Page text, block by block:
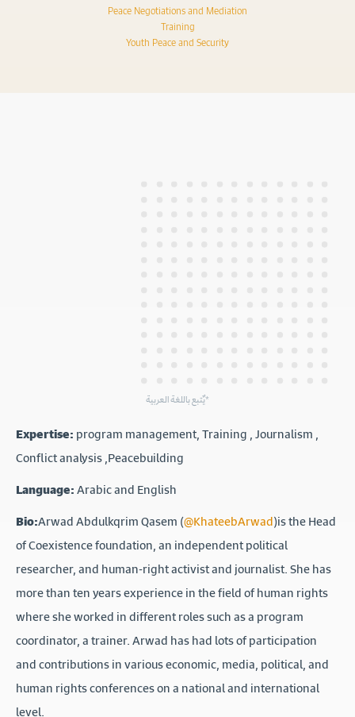
Peace Negotiations and Mediation
Training
Youth Peace and Security
يٌتبع باللغة العربية*
Expertise:program management, Training , Journalism ,
Conflict analysis ,Peacebuilding
Language:Arabic and English
Bio:Arwad Abdulkqrim Qasem (@KhateebArwad)is the Head
of Coexistence foundation, an independent political
researcher, and human-right activist and journalist. She has
more than ten years experience in the field of human rights
where she worked in different roles such as a program
coordinator, a trainer. Arwad has had lots of participation
and contributions in various economic, media, political, and
human rights conferences on a national and international
level.